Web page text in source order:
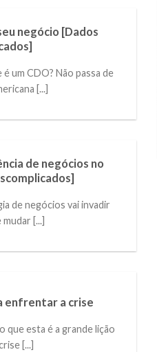
negócio [Dados
um CDO? Não passa de
[...]
de negócios no
de negócios vai invadir
[...]
enfrentar a crise
esta é a grande lição
[...]